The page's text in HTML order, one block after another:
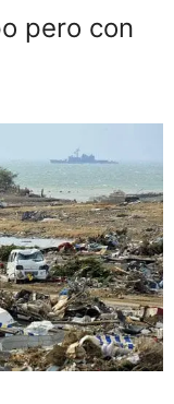
pero con